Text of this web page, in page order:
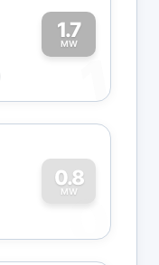
1.7
MW
1
0.8
MW
0